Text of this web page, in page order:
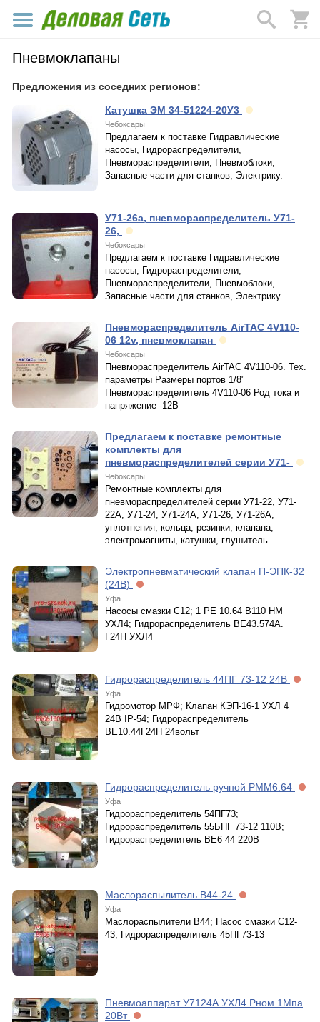
Пневмоклапаны
Предложения из соседних регионов:
Катушка ЭМ 34-51224-20У3
Чебоксары
Предлагаем к поставке Гидравлические
насосы, Гидрораспределители,
Пневмораспределители, Пневмоблоки,
Запасные части для станков, Электрику.
У71-26а, пневмораспределитель У71-
26,
Чебоксары
Предлагаем к поставке Гидравлические
насосы, Гидрораспределители,
Пневмораспределители, Пневмоблоки,
Запасные части для станков, Электрику.
Пневмораспределитель AirTAC 4V110-
06 12v, пневмоклапан
Чебоксары
Пневмораспределитель AirTAC 4V110-06. Тех.
параметры Размеры портов 1/8"
Пневмораспределитель 4V110-06 Род тока и
напряжение -12В
Предлагаем к поставке ремонтные
комплекты для
пневмораспределителей серии У71-
Чебоксары
Ремонтные комплекты для
пневмораспределителей серии У71-22, У71-
22А, У71-24, У71-24А, У71-26, У71-26А,
уплотнения, кольца, резинки, клапана,
электромагниты, катушки, глушитель
Электропневматический клапан П-ЭПК-32
(24В)
Уфа
Насосы смазки С12; 1 РЕ 10.64 В110 НМ
УХЛ4; Гидрораспределитель ВЕ43.574А.
Г24Н УХЛ4
Гидрораспределитель 44ПГ 73-12 24В
Уфа
Гидромотор МРФ; Клапан КЭП-16-1 УХЛ 4
24В IP-54; Гидрораспределитель
ВЕ10.44Г24Н 24вольт
Гидрораспределитель ручной РММ6.64
Уфа
Гидрораспределитель 54ПГ73;
Гидрораспределитель 55БПГ 73-12 110В;
Гидрораспределитель ВЕ6 44 220В
Маслораспылитель В44-24
Уфа
Маслораспылители В44; Насос смазки С12-
43; Гидрораспределитель 45ПГ73-13
Пневмоаппарат У7124А УХЛ4 Рном 1Мпа
20Вт